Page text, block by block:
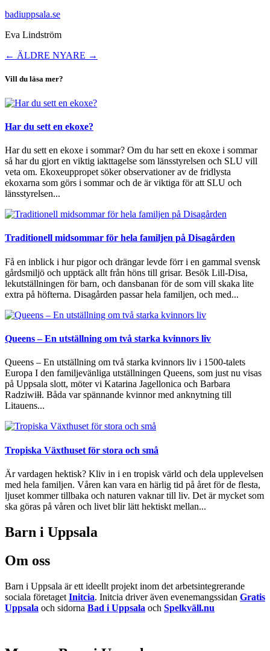
badiuppsala.se
Eva Lindström
← ÄLDRE NYARE →
Vill du läsa mer?
Har du sett en ekoxe?
Har du sett en ekoxe i sommar? Om du har sett en ekoxe i sommar
så har du gjort en viktig iakttagelse som länsstyrelsen och SLU vill
veta om. Ekoxeuppropet söker observationer av de fridlysta
ekoxarna som görs i sommar och de är viktiga för att SLU och
länsstyrelsen...
Traditionell midsommar för hela familjen på Disagården
Få en inblick i hur pigor och drängar levde förr i en gammal svensk
gårdsmiljö och upptäck allt från höns till grisar. Besök Lill-Disa,
lekutställningen för barn, och dansbanan för de som vill skaka lite
extra på höfterna. Disagården passar hela familjen, och med...
Queens – En utställning om två starka kvinnors liv
Queens – En utställning om två starka kvinnors liv i 1500-talets
Europa I den familjevänliga utställningen Queens, som just nu visas
på Uppsala slott, möter vi Katarina Jagellonica och Barbara
Radziwiłł. Båda var spännande kvinnor med anknytning till
Litauens...
Tropiska Växthuset för stora och små
Är vardagen hektisk? Kliv in i en tropisk värld och dela upplevelsen
med hela familjen. Våren kan vara en härlig tid på året för de flesta,
ljuset kommer tillbaka och naturen vaknar till liv. Det är mycket som
ska göras på våren och livet blir lätt hektiskt mellan...
Barn i Uppsala
Om oss
Barn i Uppsala är ett ideellt projekt inom det arbetsintegrerande
sociala företaget Initcia. Initcia driver även evenemangssidan Gratis
Uppsala och sidorna Bad i Uppsala och Spelkväll.nu